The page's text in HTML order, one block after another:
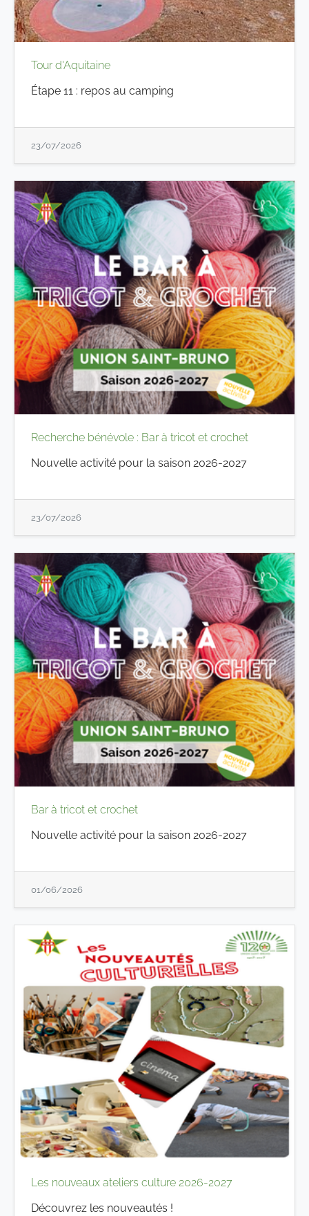
Tour d'Aquitaine
Étape 11 : repos au camping
23/07/2026
Recherche bénévole : Bar à tricot et crochet
Nouvelle activité pour la saison 2026-2027
23/07/2026
Bar à tricot et crochet
Nouvelle activité pour la saison 2026-2027
01/06/2026
Les nouveaux ateliers culture 2026-2027
Découvrez les nouveautés !